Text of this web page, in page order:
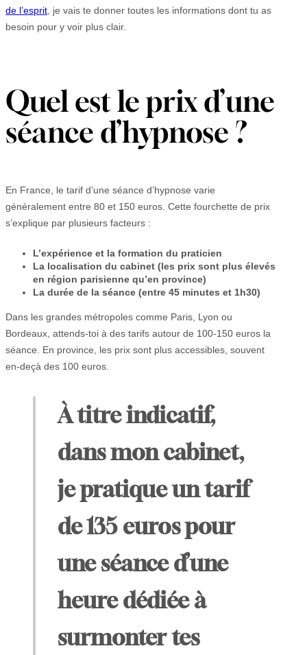
de l’esprit , je vais te donner toutes les informations dont tu as
besoin pour y voir plus clair.
Quel est le prix d’une
séance d’hypnose ?
En France, le tarif d’une séance d’hypnose varie
généralement entre 80 et 150 euros. Cette fourchette de prix
s’explique par plusieurs facteurs :
L’expérience et la formation du praticien
La localisation du cabinet (les prix sont plus élevés
en région parisienne qu’en province)
La durée de la séance (entre 45 minutes et 1h30)
Dans les grandes métropoles comme Paris, Lyon ou
Bordeaux, attends-toi à des tarifs autour de 100-150 euros la
séance. En province, les prix sont plus accessibles, souvent
en-deçà des 100 euros.
À titre indicatif,
dans mon cabinet,
je pratique un tarif
de 135 euros pour
une séance d’une
heure dédiée à
surmonter tes